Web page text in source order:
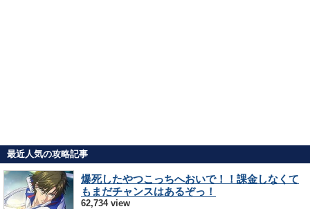
最近人気の攻略記事
爆死したやつこっちへおいで！！課金しなくて
もまだチャンスはあるぞっ！
62,734 view